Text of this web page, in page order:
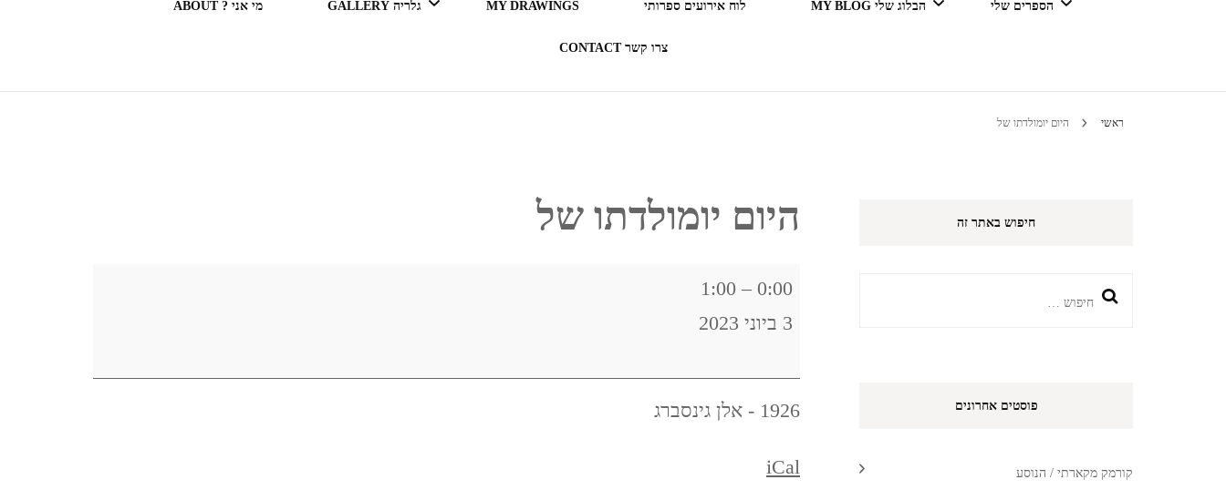
הספרים שלי הבלוג שלי MY BLOG
רדיו RADIO
לוח אירועים ספרותי MY DRAWINGS גלריה GALLERY מי אני ? ABOUT
צרו קשר CONTACT
ראשי היום יומולדתו של
היום יומולדתו של
היום
יומולדתו
0:00
–
1:00
3 ביוני 2023
1926 - אלן גינסברג
iCal
חיפוש באתר זה
חיפוש:
פוסטים אחרונים
קורמק מקארתי / הנוסע